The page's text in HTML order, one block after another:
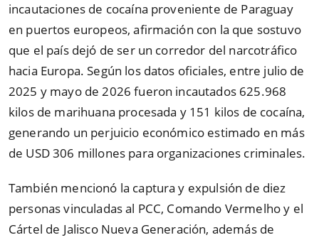
incautaciones de cocaína proveniente de Paraguay
en puertos europeos, afirmación con la que sostuvo
que el país dejó de ser un corredor del narcotráfico
hacia Europa. Según los datos oficiales, entre julio de
2025 y mayo de 2026 fueron incautados 625.968
kilos de marihuana procesada y 151 kilos de cocaína,
generando un perjuicio económico estimado en más
de USD 306 millones para organizaciones criminales.
También mencionó la captura y expulsión de diez
personas vinculadas al PCC, Comando Vermelho y el
Cártel de Jalisco Nueva Generación, además de